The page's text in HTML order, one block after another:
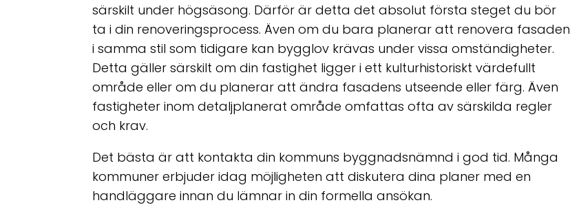
särskilt under högsäsong. Därför är detta det absolut första steget du bör
ta i din renoveringsprocess. Även om du bara planerar att renovera fasaden
i samma stil som tidigare kan bygglov krävas under vissa omständigheter.
Detta gäller särskilt om din fastighet ligger i ett kulturhistoriskt värdefullt
område eller om du planerar att ändra fasadens utseende eller färg. Även
fastigheter inom detaljplanerat område omfattas ofta av särskilda regler
och krav.
Det bästa är att kontakta din kommuns byggnadsnämnd i god tid. Många
kommuner erbjuder idag möjligheten att diskutera dina planer med en
handläggare innan du lämnar in din formella ansökan.